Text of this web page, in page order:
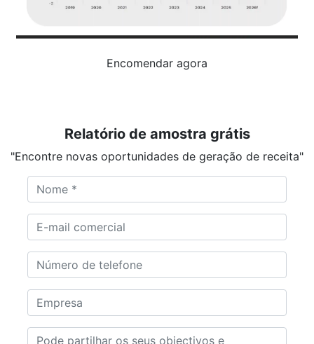
Encomendar agora
Relatório de amostra grátis
"Encontre novas oportunidades de geração de receita"